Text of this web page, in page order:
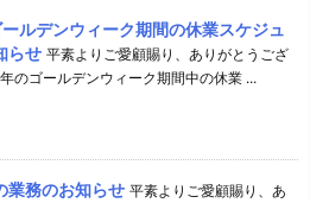
ルデンウィーク期間の休業スケジュ
らせ 平素よりご愛顧賜り、ありがとうござ
のゴールデンウィーク期間中の休業 ...
業務のお知らせ 平素よりご愛顧賜り、あ